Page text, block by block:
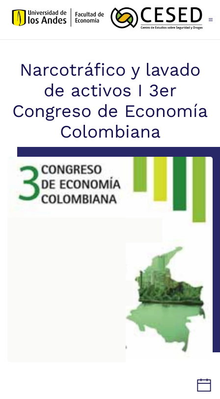
Skip to main content
Narcotráfico y lavado
de activos I 3er
Congreso de Economía
Colombiana